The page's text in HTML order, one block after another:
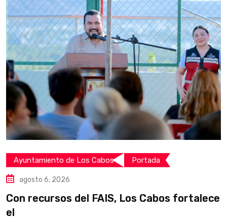
Ayuntamiento de Los Cabos Portada
agosto 6, 2026
Con recursos del FAIS, Los Cabos fortalece
el